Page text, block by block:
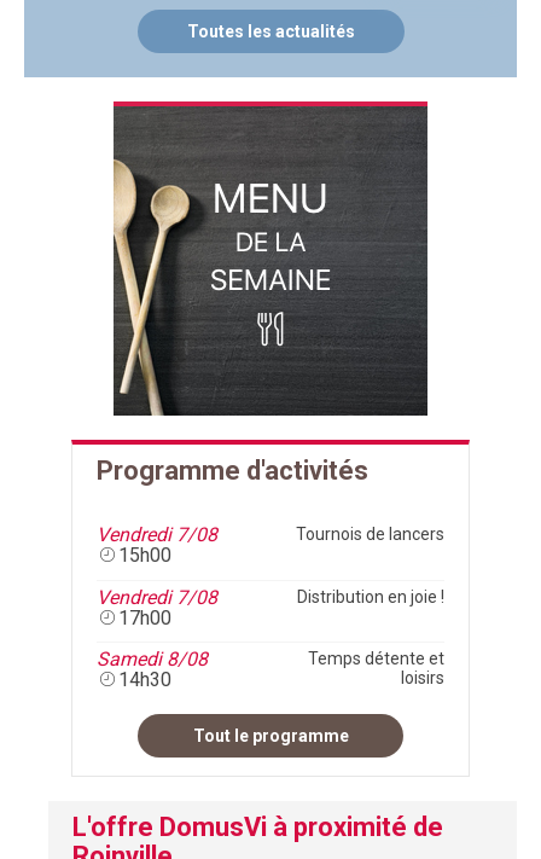
Toutes les actualités
Programme d'activités
Vendredi 7/08
15h00
Tournois de lancers
Vendredi 7/08
17h00
Distribution en joie !
Samedi 8/08
14h30
Temps détente et
loisirs
Tout le programme
L'offre DomusVi à proximité de